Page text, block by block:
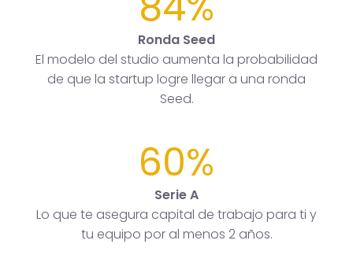
Ronda Seed
El modelo del studio aumenta la probabilidad
de que la startup logre llegar a una ronda
Seed.
60%
Serie A
Lo que te asegura capital de trabajo para ti y
tu equipo por al menos 2 años.